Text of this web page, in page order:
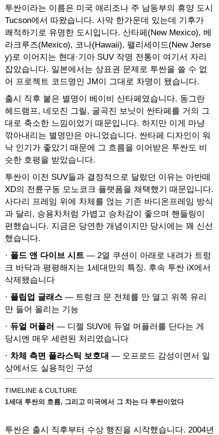
투싼이라는 이름은 미국 애리조나 주 남동부의 휴양 도시
Tucson에서 따왔습니다. 사막 한가운데 있는데 기후가
쾌적하기로 유명한 도시입니다. 산타페(New Mexico), 베
라크루즈(Mexico), 코나(Hawaii), 팰리세이드(New Jerse
y)로 이어지는 현대·기아 SUV 작명 전통이 여기서 자리
잡았습니다. 일본에서는 상표권 문제로 투싼을 쓸 수 없
어 프로젝트 코드명인 JM이 그대로 차명이 됐습니다.
출시 직후 붙은 별명이 베이비 산타페였습니다. 동그란
헤드램프, 네모진 그릴, 굴곡진 보닛이 싼타페를 거의 그
대로 축소한 느낌이었기 때문입니다. 하지만 이게 마냥
깎아내리는 별명만은 아니었습니다. 싼타페 디자인이 워
낙 인기가 좋았기 때문에 그 흐름을 이어받은 투싼도 비
슷한 호평을 받았습니다.
투싼이 이전 SUV들과 결정적으로 달랐던 이유는 아반떼
XD의 전륜구동 모노코크 플랫폼을 채택했기 때문입니다.
사다리 프레임 위에 차체를 얹는 기존 바디온프레임 방식
과 달리, 승용차처럼 가볍고 승차감이 좋으며 핸들링이
편했습니다. 지금은 당연한 개념이지만 당시에는 꽤 신선
했습니다.
· 폴드 앤 다이브 시트 — 2열 쿠션이 아래로 내려가 트렁
크 바닥과 평평해지는 1세대만의 특징. 후속 투싼 iX에서
삭제됐습니다
· 플립업 글래스 — 트렁크 문 전체를 안 열고 위쪽 유리
만 들어 올리는 기능
· 듀얼 머플러 — 디젤 SUV에 듀얼 머플러를 단다는 게
당시엔 매우 세련된 처리였습니다
· 차체 측면 플라스틱 보호대 — 오프로드 감성이면서 일
상에서도 실용적인 구성
TIMELINE & CULTURE
1세대 투싼의 흐름, 그리고 미국에서 그 차는 다 투싼이었다
투싼은 출시 직후부터 수상 행진을 시작했습니다. 2004년